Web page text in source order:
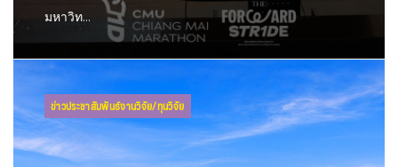
มหาวิท...
ข่าวประชาสัมพันธ์งานวิจัย/ทุนวิจัย